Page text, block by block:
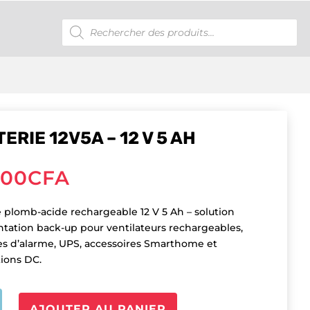
Recherche
de
produits
12V5A – 12 V 5 AH
CFA
acide rechargeable 12 V 5 Ah – solution
back-up pour ventilateurs rechargeables,
d’alarme, UPS, accessoires Smarthome et
DC.